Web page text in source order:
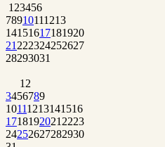
1 23456
78910111213
14151617181920
21 222324252627
28293031
1 2
3456789
10111213141516
1718192021 2223
24252627282930